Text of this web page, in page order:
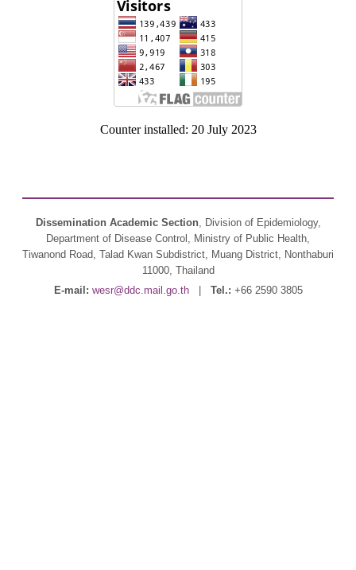
Counter installed: 20 July 2023
Dissemination Academic Section, Division of Epidemiology,
Department of Disease Control, Ministry of Public Health,
Tiwanond Road, Talad Kwan Subdistrict, Muang District, Nonthaburi
11000, Thailand
E-mail: wesr@ddc.mail.go.th| Tel.: +66 2590 3805